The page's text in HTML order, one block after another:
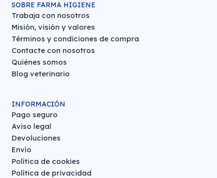
SOBRE FARMA HIGIENE
Trabaja con nosotros
Misión, visión y valores
Términos y condiciones de compra
Contacte con nosotros
Quiénes somos
Blog veterinario
INFORMACIÓN
Pago seguro
Aviso legal
Devoluciones
Envío
Política de cookies
Política de privacidad